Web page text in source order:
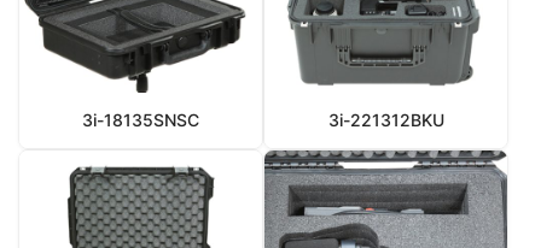
3i-18135SNSC 3i-221312BKU